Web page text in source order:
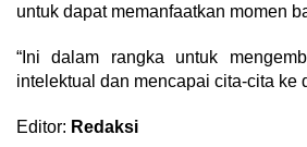
untuk dapat memanfaatkan momen
“Ini dalam rangka untuk
intelektual dan mencapai cita-cita ke
Editor: Redaksi